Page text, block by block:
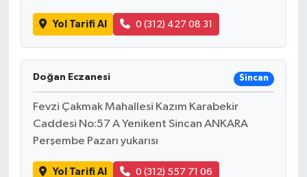
Yol Tarifi Al 0 (312) 427 08 31
Doğan Eczanesi Sincan
Fevzi Çakmak Mahallesi Kazım Karabekir
Caddesi No:57 A Yenikent Sincan ANKARA
Perşembe Pazarı yukarısı
Yol Tarifi Al 0 (312) 557 71 06